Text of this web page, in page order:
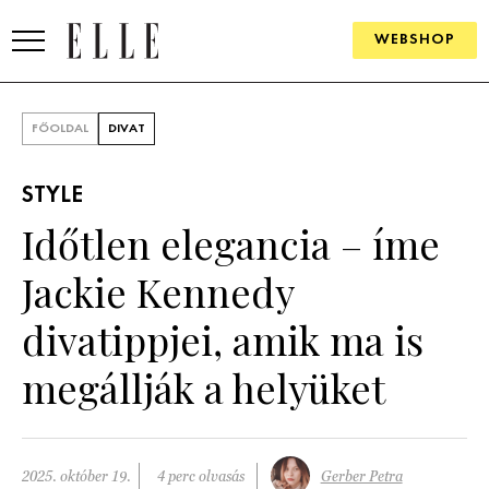
WEBSHOP
SZÉPSÉG
KULTÚRA
PÁRKAPCSOLAT
FŐOLDAL DIVAT
STYLE
Időtlen elegancia – íme
Jackie Kennedy
divatippjei, amik ma is
megállják a helyüket
2025. október 19. 4 perc olvasás Gerber Petra